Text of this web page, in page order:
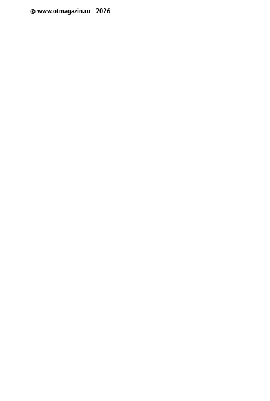
© www.otmagazin.ru 2026